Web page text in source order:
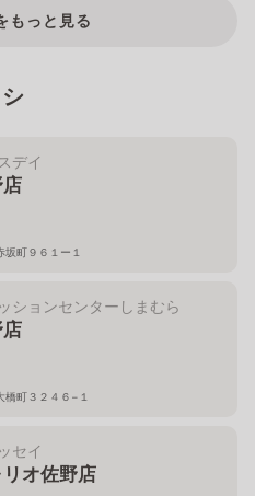
もっと見る
デイ
町９６１ー１
ションセンターしまむら
橋町３２４６−１
セイ
オ佐野店